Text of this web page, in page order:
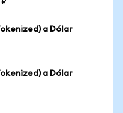
₽
a Dólar
a Dólar